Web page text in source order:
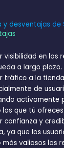
y desventajas de
visibilidad en los
a largo plazo.
tráfico a la
de
activamente
los que tú ofreces.
confianza y
ya que los
más valiosos los